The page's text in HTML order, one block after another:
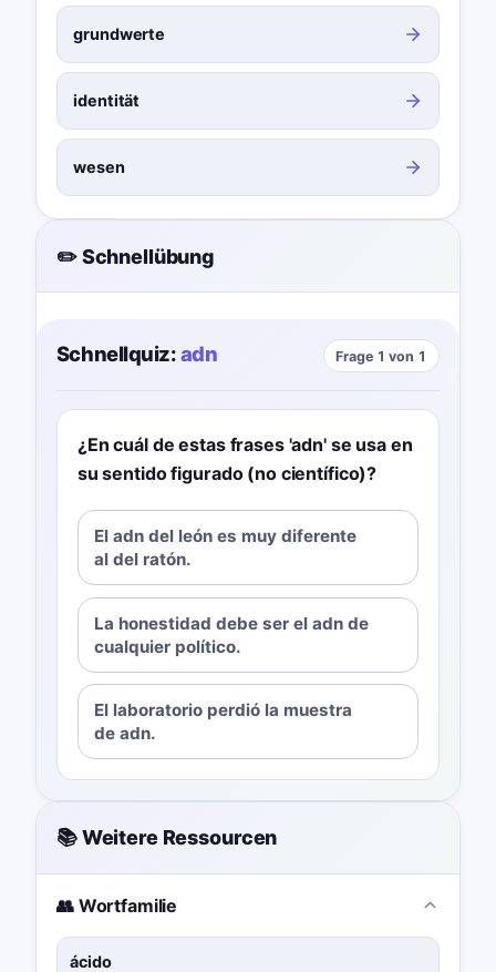
grundwerte
identität
wesen
✏️ Schnellübung
Schnellquiz:adn Frage 1 von 1
¿En cuál de estas frases 'adn' se usa en
su sentido figurado (no científico)?
El adn del león es muy diferente
al del ratón.
La honestidad debe ser el adn de
cualquier político.
El laboratorio perdió la muestra
de adn.
📚 Weitere Ressourcen
👥 Wortfamilie
ácido